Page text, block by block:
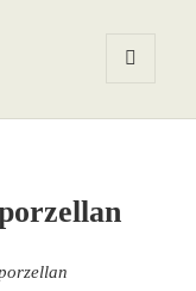
WIDGETS